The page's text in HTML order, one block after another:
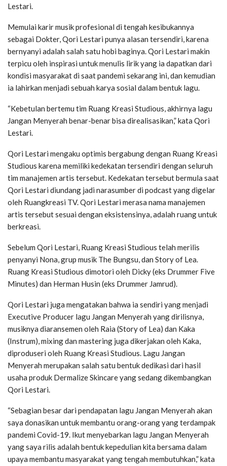
Lestari.
Memulai karir musik profesional di tengah kesibukannya
sebagai Dokter, Qori Lestari punya alasan tersendiri, karena
bernyanyi adalah salah satu hobi baginya. Qori Lestari makin
terpicu oleh inspirasi untuk menulis lirik yang ia dapatkan dari
kondisi masyarakat di saat pandemi sekarang ini, dan kemudian
ia lahirkan menjadi sebuah karya sosial dalam bentuk lagu.
“Kebetulan bertemu tim Ruang Kreasi Studious, akhirnya lagu
Jangan Menyerah benar-benar bisa direalisasikan,” kata Qori
Lestari.
Qori Lestari mengaku optimis bergabung dengan Ruang Kreasi
Studious karena memiliki kedekatan tersendiri dengan seluruh
tim manajemen artis tersebut. Kedekatan tersebut bermula saat
Qori Lestari diundang jadi narasumber di podcast yang digelar
oleh Ruangkreasi TV. Qori Lestari merasa nama manajemen
artis tersebut sesuai dengan eksistensinya, adalah ruang untuk
berkreasi.
Sebelum Qori Lestari, Ruang Kreasi Studious telah merilis
penyanyi Nona, grup musik The Bungsu, dan Story of Lea.
Ruang Kreasi Studious dimotori oleh Dicky (eks Drummer Five
Minutes) dan Herman Husin (eks Drummer Jamrud).
Qori Lestari juga mengatakan bahwa ia sendiri yang menjadi
Executive Producer lagu Jangan Menyerah yang dirilisnya,
musiknya diaransemen oleh Raia (Story of Lea) dan Kaka
(Instrum), mixing dan mastering juga dikerjakan oleh Kaka,
diproduseri oleh Ruang Kreasi Studious. Lagu Jangan
Menyerah merupakan salah satu bentuk dedikasi dari hasil
usaha produk Dermalize Skincare yang sedang dikembangkan
Qori Lestari.
“Sebagian besar dari pendapatan lagu Jangan Menyerah akan
saya donasikan untuk membantu orang-orang yang terdampak
pandemi Covid-19. Ikut menyebarkan lagu Jangan Menyerah
yang saya rilis adalah bentuk kepedulian kita bersama dalam
upaya membantu masyarakat yang tengah membutuhkan,” kata